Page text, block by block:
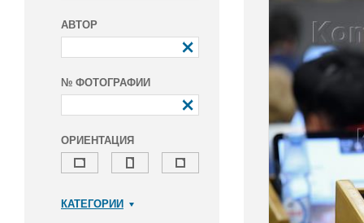
АВТОР
№ ФОТОГРАФИИ
ОРИЕНТАЦИЯ
КАТЕГОРИИ